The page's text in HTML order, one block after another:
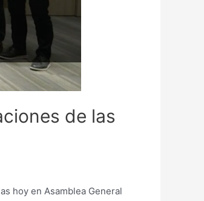
de las
hoy en Asamblea General